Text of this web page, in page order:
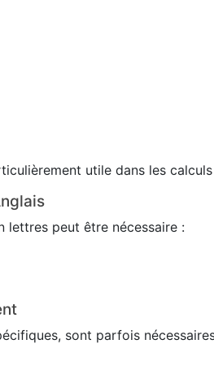
utile dans les
lettres peut être nécessaire :
sont parfois